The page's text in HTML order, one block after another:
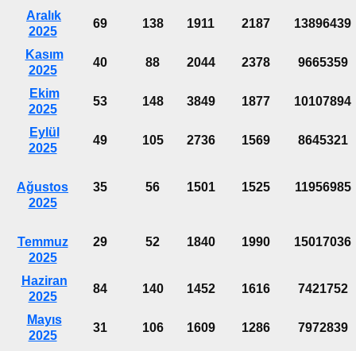
Aralık
2025
69 138 1911 2187 13896439
Kasım
2025
40 88 2044 2378 9665359
Ekim
2025
53 148 3849 1877 10107894
Eylül
2025
49 105 2736 1569 8645321
Ağustos
2025
35 56 1501 1525 11956985
Temmuz
2025
29 52 1840 1990 15017036
Haziran
2025
84 140 1452 1616 7421752
Mayıs
2025
31 106 1609 1286 7972839